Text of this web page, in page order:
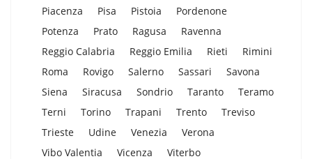
Piacenza
Pisa Pistoia
Pordenone
Potenza
Prato Ragusa
Ravenna
Reggio Calabria
Reggio Emilia Rieti
Rimini
Roma
Rovigo Salerno Sassari
Savona
Siena
Siracusa Sondrio Taranto
Teramo
Terni
Torino Trapani Trento
Treviso
Trieste
Udine Venezia
Verona
Vibo Valentia
Vicenza Viterbo